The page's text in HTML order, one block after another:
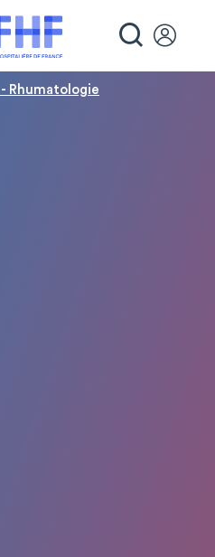
Rhumatologie